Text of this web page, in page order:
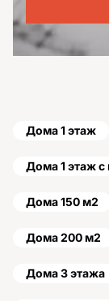
Дома 1 этаж
Дома 1 этаж
Дома 150 м2
Дома 200 м2
Дома 3 этажа